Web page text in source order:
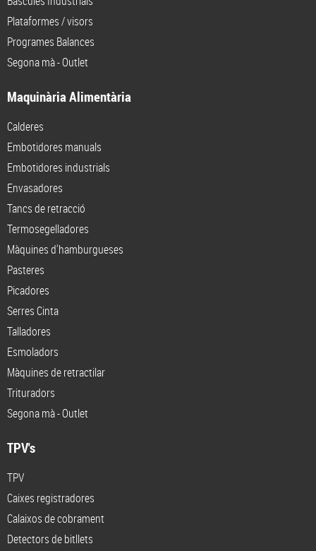
Plataformes / visors
Programes Balances
Segona mà - Outlet
Maquinària Alimentària
Calderes
Embotidores manuals
Embotidores industrials
Envasadores
Tancs de retracció
Termosegelladores
Màquines d'hamburgueses
Pasteres
Picadores
Serres Cinta
Talladores
Esmoladors
Màquines de retractilar
Trituradors
Segona mà - Outlet
TPV's
TPV
Caixes registradores
Calaixos de cobrament
Detectors de bitllets